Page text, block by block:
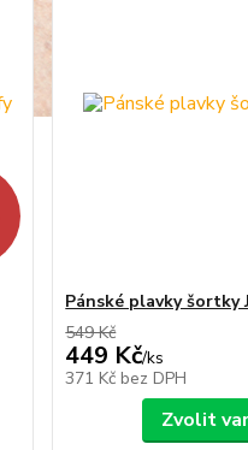
Pánské plavky šortky
549 Kč
449 Kč/ks
371 Kč bez DPH
Zvolit